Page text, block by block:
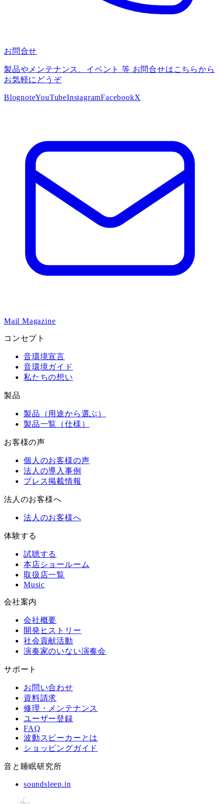
お問合せ
製品やメンテナンス、イベント 等 お問合せはこちらから
お気軽にどうぞ
BlognoteYouTubeInstagramFacebookX
Mail Magazine
コンセプト
音環境宣言
音環境ガイド
私たちの想い
製品
製品（用途から選ぶ）
製品一覧（仕様）
お客様の声
個人のお客様の声
法人の導入事例
プレス掲載情報
法人のお客様へ
法人のお客様へ
体験する
試聴する
本店ショールーム
取扱店一覧
Music
会社案内
会社概要
開発ヒストリー
社会貢献活動
演奏家のいない演奏会
サポート
お問い合わせ
資料請求
修理・メンテナンス
ユーザー登録
FAQ
波動スピーカーとは
ショッピングガイド
音と睡眠研究所
soundsleep.in